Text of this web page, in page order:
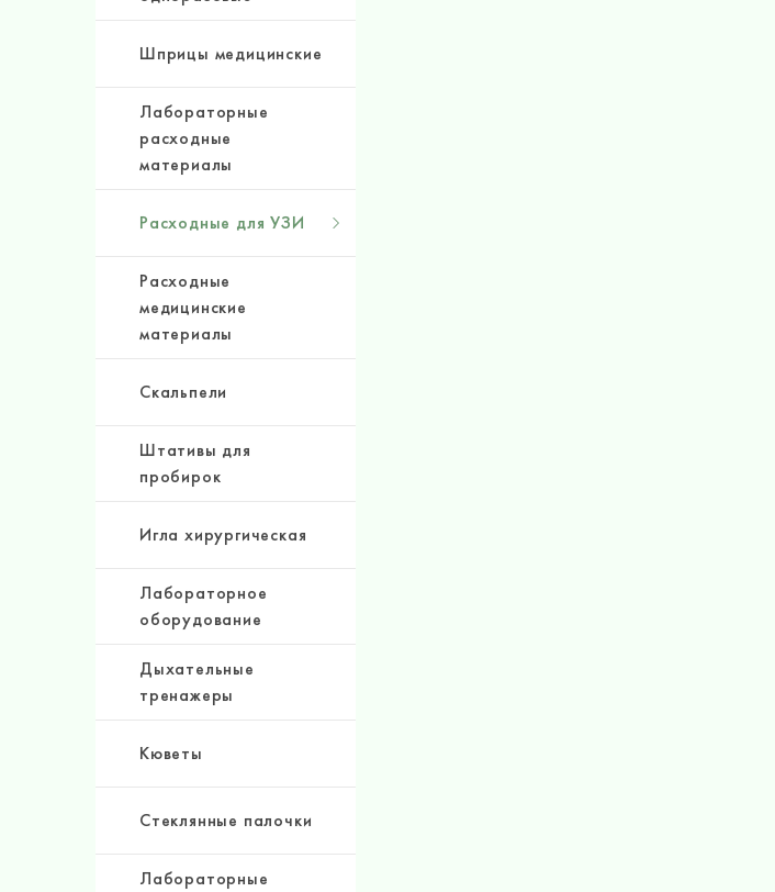
Шприцы медицинские
Лабораторные
расходные
материалы
Расходные для УЗИ
Расходные
медицинские
материалы
Скальпели
Штативы для
пробирок
Игла хирургическая
Лабораторное
оборудование
Дыхательные
тренажеры
Кюветы
Стеклянные палочки
Лабораторные